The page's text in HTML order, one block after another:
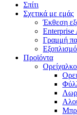
Σπίτι
Σχετικά με εμάς
Έκθεση
Enterprise
Γραμμή
Προϊόντα